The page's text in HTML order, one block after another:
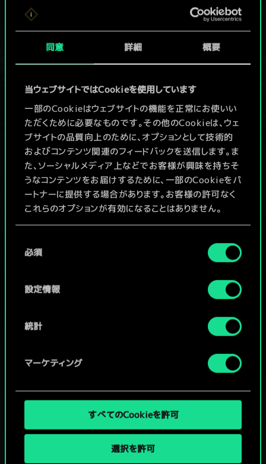
同意 詳細 概要
当ウェブサイトではCookieを使用しています
一部のCookieはウェブサイトの機能を正常にお使いい
ただくために必要なものです。その他のCookieは、ウェ
ブサイトの品質向上のために、オプションとして技術的
およびコンテンツ関連のフィードバックを送信します。ま
た、ソーシャルメディア上などでお客様が興味を持ちそ
うなコンテンツをお届けするために、一部のCookieをパ
ートナーに提供する場合があります。お客様の許可なく
これらのオプションが有効になることはありません。
詳細は、下記の「設定」メニューでご確認ください。
必須
設定情報
統計
マーケティング
すべてのCookieを許可
選択を許可
か共有デッキがあ
りませんが、
続々追加中！
デッキ名入力＆ガイドを作成
デッキを編集
/
グウェントでひと勝負といかない